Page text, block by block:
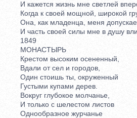
И кажется жизнь мне светлей
Когда к своей мощной, широкой
Она, как младенца, меня
И часть своей силы мне в душу
1849
МОНАСТЫРЬ
Крестом высоким осененный,
Вдали от сел и городов,
Один стоишь ты, окруженный
Густыми купами дерев.
Вокруг глубокое молчанье,
И только с шелестом листов
Однообразное журчанье